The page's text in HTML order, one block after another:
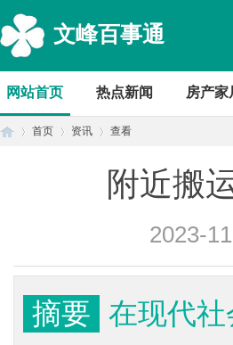
文峰百事通
网站首页 热点新闻 房产家
首页 资讯 查看
附近搬
2023-
摘要 在现代